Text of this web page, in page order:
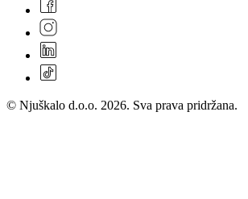
© Njuškalo d.o.o. 2026. Sva prava pridržana.